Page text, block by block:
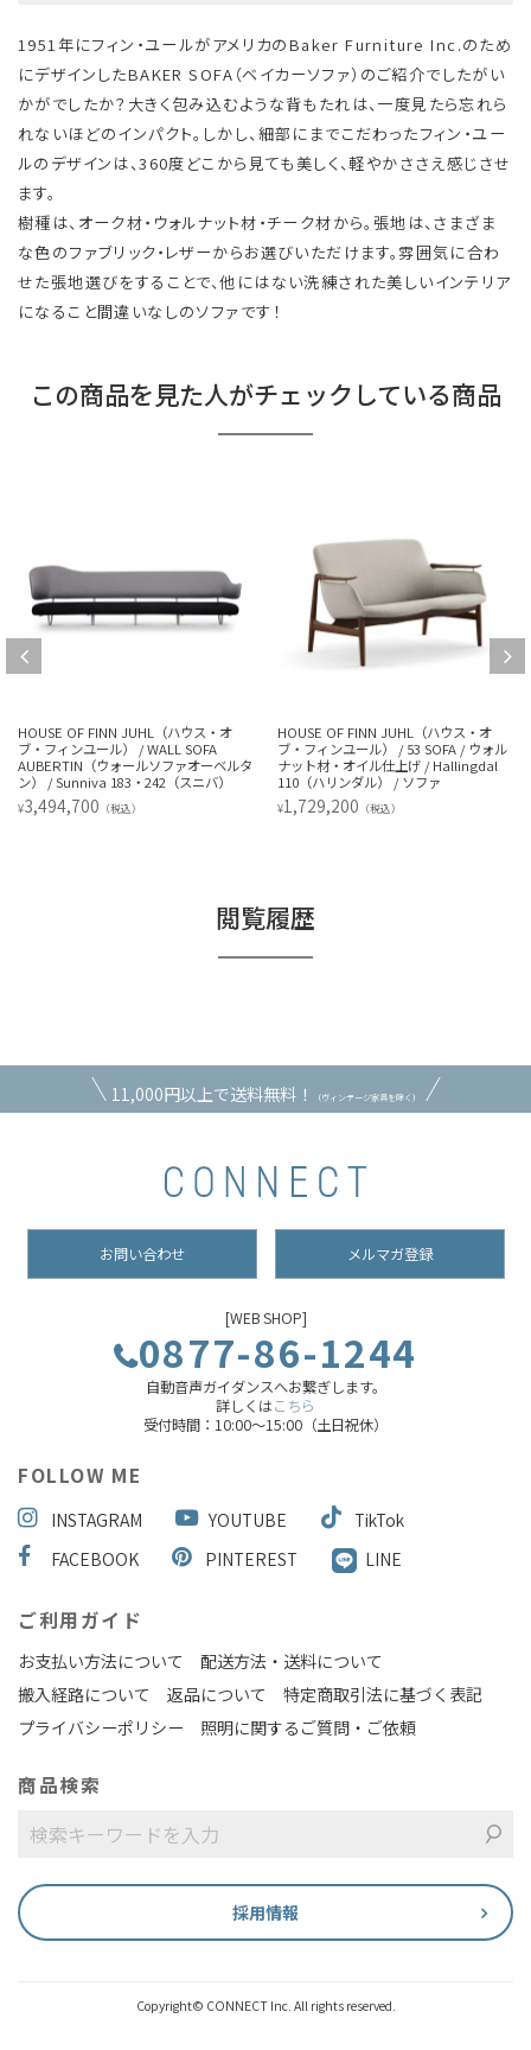
1951年にフィン・ユールがアメリカのBaker Furniture Inc.のため
にデザインしたBAKER SOFA（ベイカーソファ）のご紹介でしたがい
かがでしたか？大きく包み込むような背もたれは、一度見たら忘れら
れないほどのインパクト。しかし、細部にまでこだわったフィン・ユー
ルのデザインは、360度どこから見ても美しく、軽やかささえ感じさせ
ます。
樹種は、オーク材・ウォルナット材・チーク材から。張地は、さまざま
な色のファブリック・レザーからお選びいただけます。雰囲気に合わ
せた張地選びをすることで、他にはない洗練された美しいインテリア
になること間違いなしのソファです！
この商品を見た人がチェックしている商品
HOUSE OF FINN JUHL（ハウス・オ
ブ・フィンユール） / 53 SOFA / ウォル
ナット材・オイル仕上げ / Hallingdal
110（ハリンダル） / ソファ
¥1,729,200 （税込）
HOUSE OF FINN JUHL（ハウス・オ
ブ・フィンユール） / JAPAN SOFA 3
SEATER（ジャパンソファ 3シーター）
/ ウォルナット材・オイル仕上げ /
Watercolour（Cast Iron）
1,202,300
閲覧履歴
11,000円以上で送料無料！ （ヴィンテージ家具を除く）
お問い合わせ メルマガ登録
[WEB SHOP]
0877-86-1244
自動音声ガイダンスへお繋ぎします。
詳しくはこちら
受付時間：10:00～15:00（土日祝休）
FOLLOW ME
INSTAGRAM YOUTUBE
TikTok
FACEBOOK
PINTEREST LINE
ご利用ガイド
お支払い方法について
配送方法・送料について
搬入経路について
返品について
特定商取引法に基づく表記
プライバシーポリシー
照明に関するご質問・ご依頼
商品検索
採用情報
Copyright© CONNECT Inc. All rights reserved.